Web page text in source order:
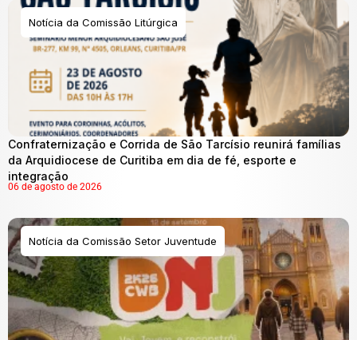
Notícia da Comissão Litúrgica
Confraternização e Corrida de São Tarcísio reunirá famílias
da Arquidiocese de Curitiba em dia de fé, esporte e
integração
06 de agosto de 2026
Notícia da Comissão Setor Juventude